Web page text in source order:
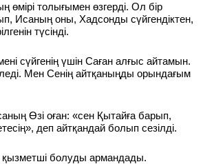
өмірі толығымен өзгерді. Ол бір
Исаның оны, Хадсонды сүйгендіктен,
түсінді.
сүйгенің үшін Саған алғыс айтамын.
Мен Сенің айтқаныңды орындағым
Өзі оған: «сен Қытайға барып,
деп айтқандай болып сезілді.
болуды армандады.